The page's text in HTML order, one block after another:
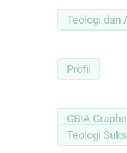
Teologi dan
Profil
GBIA Graphe
Teologi